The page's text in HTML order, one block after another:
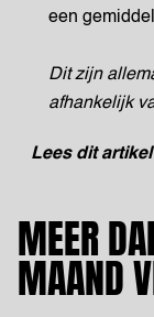
een
Dit zijn
afhankelijk
Lees dit
MEER
MAAND